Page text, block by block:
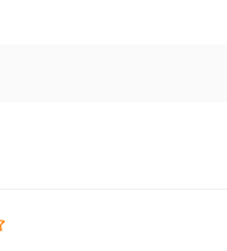
(Color Sujeto a Stock)